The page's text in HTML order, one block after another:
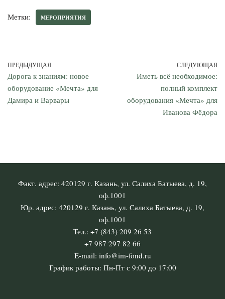
Метки: МЕРОПРИЯТИЯ
ПРЕДЫДУЩАЯ
Дорога к знаниям: новое
оборудование «Мечта» для
Дамира и Варвары
СЛЕДУЮЩАЯ
Иметь всё необходимое:
полный комплект
оборудования «Мечта» для
Иванова Фёдора
Факт. адрес: 420129 г. Казань, ул. Салиха Батыева, д. 19,
оф.1001
Юр. адрес: 420129 г. Казань, ул. Салиха Батыева, д. 19,
оф.1001
Тел.: +7 (843) 209 26 53
+7 987 297 82 66
E-mail: info@im-fond.ru
График работы: Пн-Пт с 9:00 до 17:00